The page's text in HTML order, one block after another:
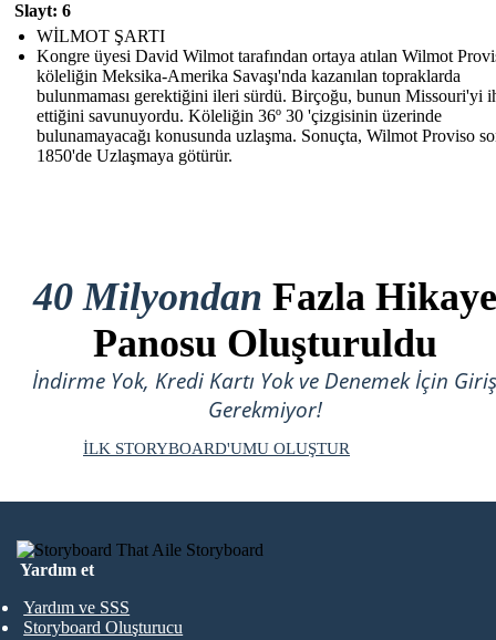
Slayt: 6
WİLMOT ŞARTI
Kongre üyesi David Wilmot tarafından ortaya atılan Wilmot
köleliğin Meksika-Amerika Savaşı'nda kazanılan topraklarda
bulunmaması gerektiğini ileri sürdü. Birçoğu, bunun Missouri'yi
ettiğini savunuyordu. Köleliğin 36º 30 'çizgisinin üzerinde
bulunamayacağı konusunda uzlaşma. Sonuçta, Wilmot Proviso
1850'de Uzlaşmaya götürür.
40 Milyondan Fazla Hikaye
Panosu Oluşturuldu
İndirme Yok, Kredi Kartı Yok ve Denemek İçin Giriş
Gerekmiyor!
İLK STORYBOARD'UMU OLUŞTUR
Yardım et
Yardım ve SSS
Storyboard Oluşturucu